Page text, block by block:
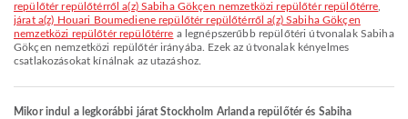
repülőtér repülőtérről a(z) Sabiha Gökçen nemzetközi repülőtér repülőtérre
járat a(z) Houari Boumediene repülőtér repülőtérről a(z) Sabiha Gökçen
nemzetközi repülőtér repülőtérre a legnépszerűbb repülőtéri útvonalak Sabiha
Gökçen nemzetközi repülőtér irányába. Ezek az útvonalak kényelmes
csatlakozásokat kínálnak az utazáshoz.
Mikor indul a legkorábbi járat Stockholm Arlanda repülőtér és Sabiha